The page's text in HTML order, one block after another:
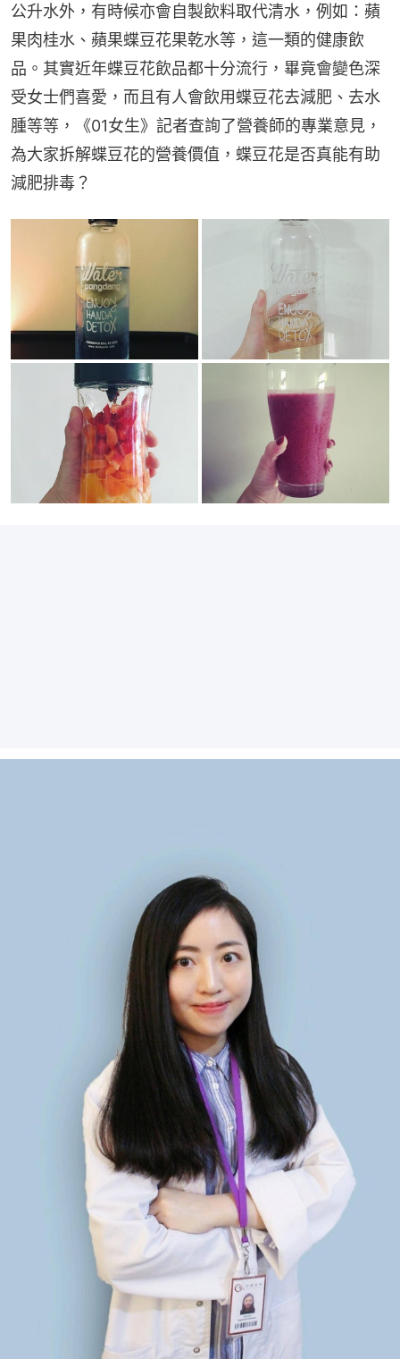
公升水外，有時候亦會自製飲料取代清水，例如：蘋
果肉桂水、蘋果蝶豆花果乾水等，這一類的健康飲
品。其實近年蝶豆花飲品都十分流行，畢竟會變色深
受女士們喜愛，而且有人會飲用蝶豆花去減肥、去水
腫等等，《01女生》記者查詢了營養師的專業意見，
為大家拆解蝶豆花的營養價值，蝶豆花是否真能有助
減肥排毒？